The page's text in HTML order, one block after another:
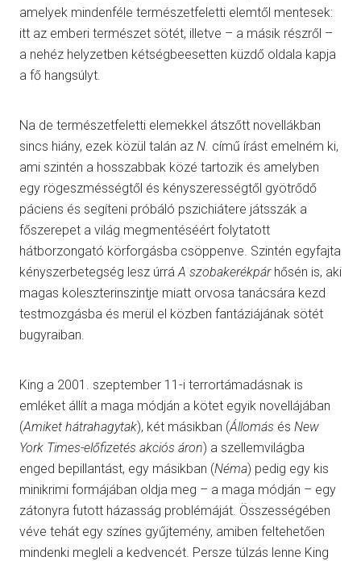
amelyek mindenféle természetfeletti elemtől mentesek:
itt az emberi természet sötét, illetve – a másik részről –
a nehéz helyzetben kétségbeesetten küzdő oldala kapja
a fő hangsúlyt.
Na de természetfeletti elemekkel átszőtt novellákban
sincs hiány, ezek közül talán az N. című írást emelném ki,
ami szintén a hosszabbak közé tartozik és amelyben
egy rögeszmésségtől és kényszerességtől gyötrődő
páciens és segíteni próbáló pszichiátere játsszák a
főszerepet a világ megmentéséért folytatott
hátborzongató körforgásba csöppenve. Szintén egyfajta
kényszerbetegség lesz úrrá A szobakerékpárhősén is, aki
magas koleszterinszintje miatt orvosa tanácsára kezd
testmozgásba és merül el közben fantáziájának sötét
bugyraiban.
King a 2001. szeptember 11-i terrortámadásnak is
emléket állít a maga módján a kötet egyik novellájában
(Amiket hátrahagytak), két másikban (Állomás és New
York Times-előfizetés akciós áron) a szellemvilágba
enged bepillantást, egy másikban (Néma) pedig egy kis
minikrimi formájában oldja meg – a maga módján – egy
zátonyra futott házasság problémáját. Összességében
véve tehát egy színes gyűjtemény, amiben feltehetően
mindenki megleli a kedvencét. Persze túlzás lenne King